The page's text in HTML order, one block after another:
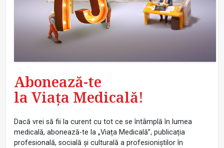
Abonează-te
la Viața Medicală!
Dacă vrei să fii la curent cu tot ce se întâmplă în lumea
medicală, abonează-te la „Viața Medicală”, publicația
profesională, socială și culturală a profesioniștilor în